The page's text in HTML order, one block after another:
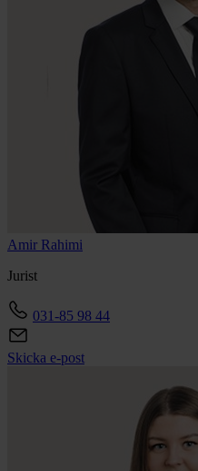
Amir Rahimi
Jurist
031-85 98 44
Skicka e-post